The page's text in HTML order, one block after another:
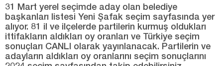
TUŞBA
Yalova
Yozgat
Zonguldak
31 Mart yerel seçimde aday olan belediye
başkanları listesi Yeni Şafak seçim sayfasında yer
alıyor. 81 il ve ilçelerde partilerin kurmuş oldukları
ittifakların aldıkları oy oranları ve Türkiye seçim
sonuçları CANLI olarak yayınlanacak. Partilerin ve
adayların aldıkları oy oranlarını seçim sonuçlarını